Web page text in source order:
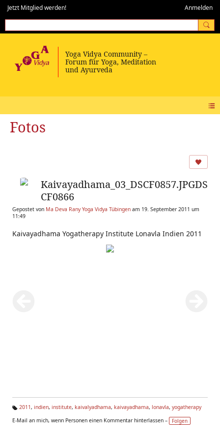
Jetzt Mitglied werden! Anmelden
Fotos
Kaivayadhama_03_DSCF0857.JPGDS
CF0866
Gepostet von Ma Deva Rany Yoga Vidya Tübingen am 19. September 2011 um
11:49
Kaivayadhama Yogatherapy Institute Lonavla Indien 2011
g
2011 , indien, institute, kaivalyadhama, kaivayadhama, lonavla, yogatherapy
E-Mail an mich, wenn Personen einen Kommentar hinterlassen –
Folgen